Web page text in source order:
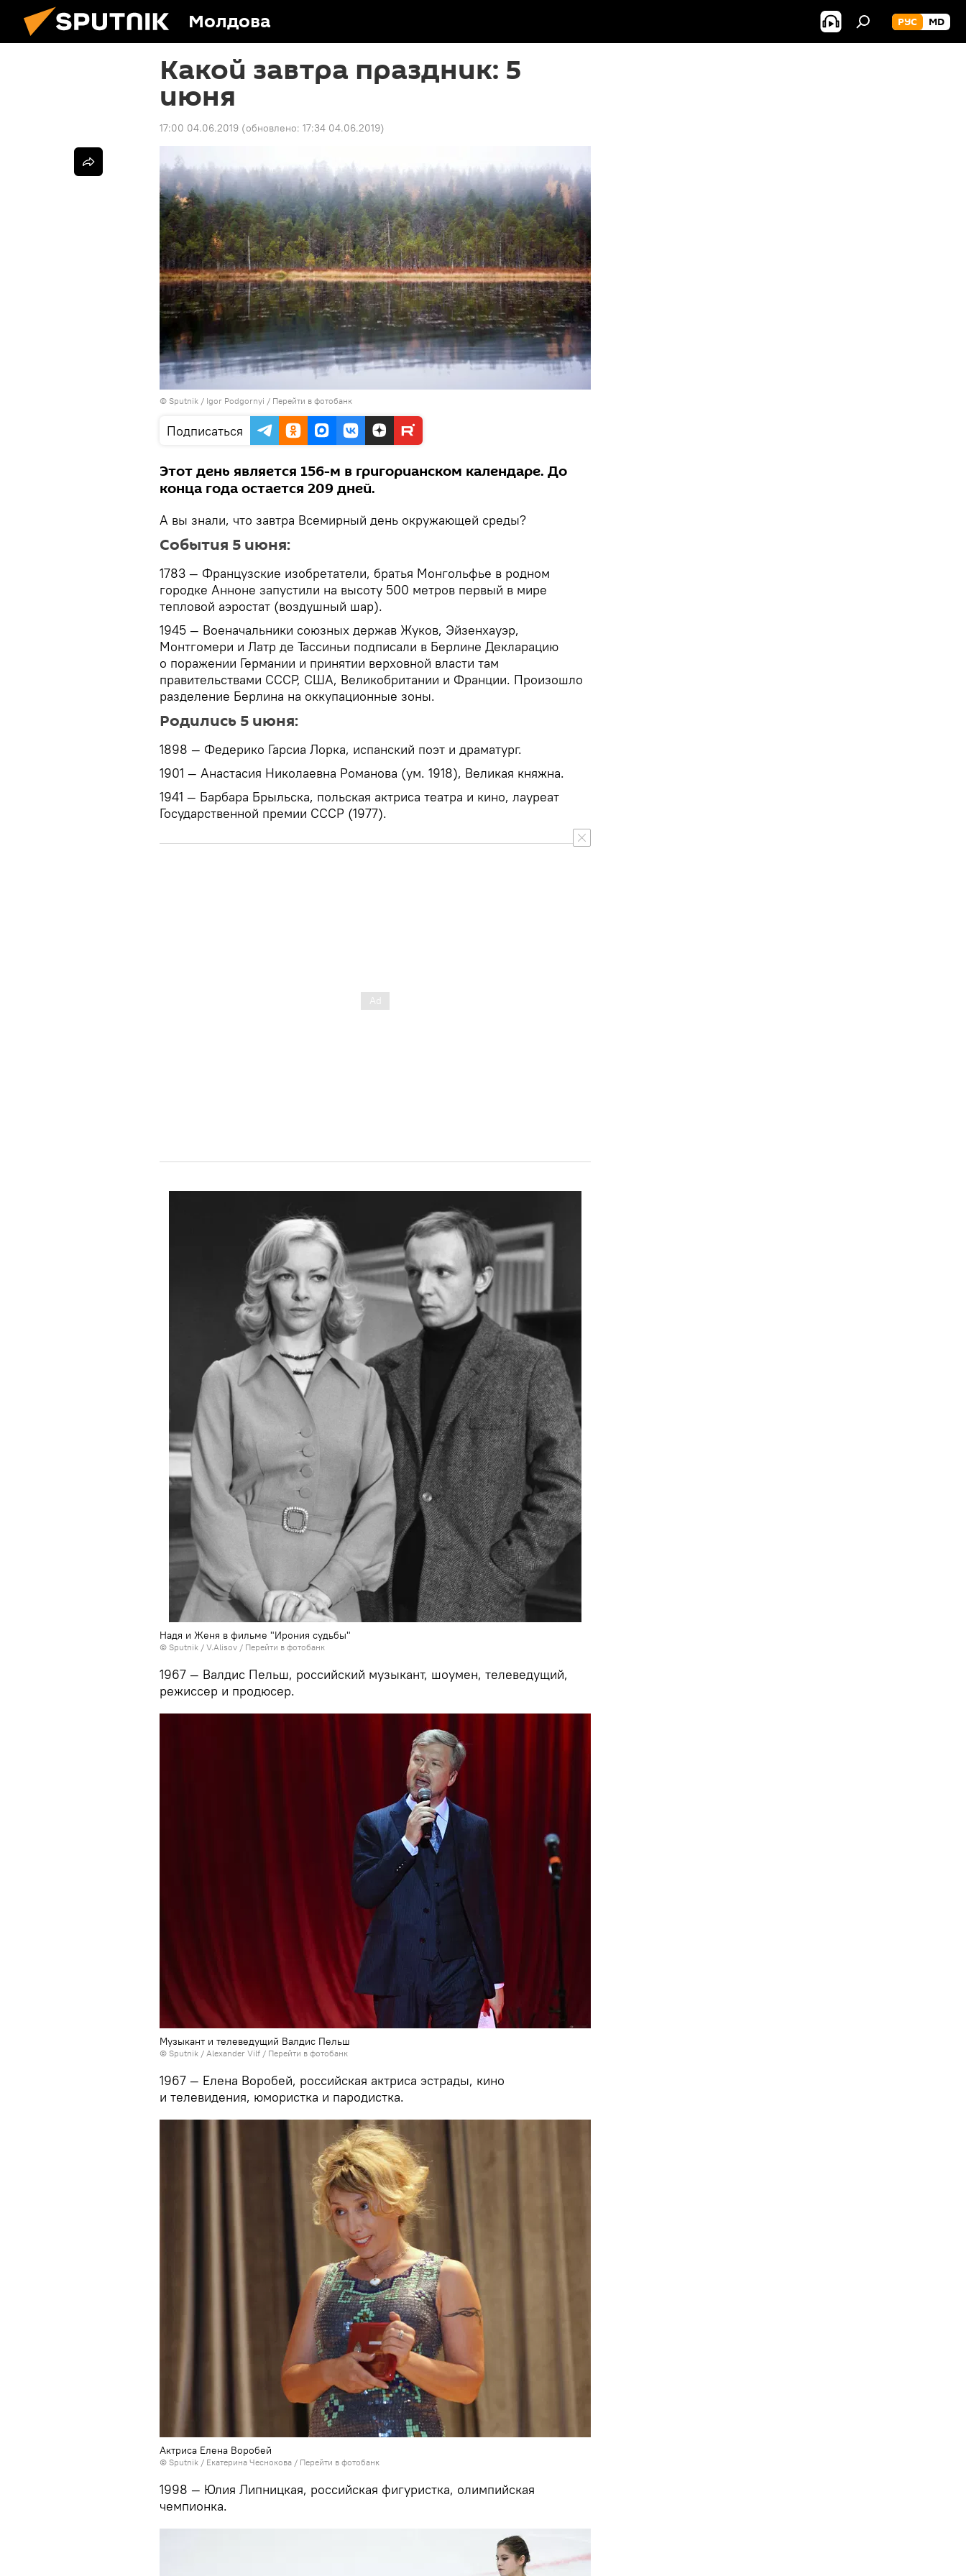
Молдова РУС MD
Какой завтра праздник: 5
июня
17:00 04.06.2019 (обновлено: 17:34 04.06.2019)
© Sputnik / Igor Podgornyi / Перейти в фотобанк
Подписаться
Этот день является 156-м в григорианском календаре. До
конца года остается 209 дней.
А вы знали, что завтра Всемирный день окружающей среды?
События 5 июня:
1783 — Французские изобретатели, братья Монгольфье в родном
городке Анноне запустили на высоту 500 метров первый в мире
тепловой аэростат (воздушный шар).
1945 — Военачальники союзных держав Жуков, Эйзенхауэр,
Монтгомери и Латр де Тассиньи подписали в Берлине Декларацию
о поражении Германии и принятии верховной власти там
правительствами СССР, США, Великобритании и Франции. Произошло
разделение Берлина на оккупационные зоны.
Родились 5 июня:
1898 — Федерико Гарсиа Лорка, испанский поэт и драматург.
1901 — Анастасия Николаевна Романова (ум. 1918), Великая княжна.
1941 — Барбара Брыльска, польская актриса театра и кино, лауреат
Государственной премии СССР (1977).
Надя и Женя в фильме "Ирония судьбы"
© Sputnik / V.Alisov / Перейти в фотобанк
1967 — Валдис Пельш, российский музыкант, шоумен, телеведущий,
режиссер и продюсер.
Музыкант и телеведущий Валдис Пельш
© Sputnik / Alexander Vilf / Перейти в фотобанк
1967 — Елена Воробей, российская актриса эстрады, кино
и телевидения, юмористка и пародистка.
Актриса Елена Воробей
© Sputnik / Екатерина Чеснокова / Перейти в фотобанк
1998 — Юлия Липницкая, российская фигуристка, олимпийская
чемпионка.